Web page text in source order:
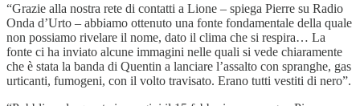
“Grazie alla nostra rete di contatti a Lione – spiega Pierre su Radio
Onda d’Urto – abbiamo ottenuto una fonte fondamentale della quale
non possiamo rivelare il nome, dato il clima che si respira… La
fonte ci ha inviato alcune immagini nelle quali si vede chiaramente
che è stata la banda di Quentin a lanciare l’assalto con spranghe, gas
urticanti, fumogeni, con il volto travisato. Erano tutti vestiti di nero”.